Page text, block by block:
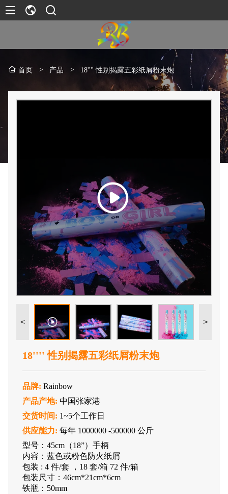
首页 > 产品 > 18'''' 性别揭露五彩纸屑粉末炮
< >
18'''' 性别揭露五彩纸屑粉末炮
品牌: Rainbow
产品产地: 中国张家港
交货时间: 1~5个工作日
供应能力: 每年 1000000 -500000 公斤
型号：45cm（18”）手柄
内容：蓝色或粉色防火纸屑
包装 : 4 件/套 ，18 套/箱 72 件/箱
包装尺寸：46cm*21cm*6cm
铁瓶：50mm